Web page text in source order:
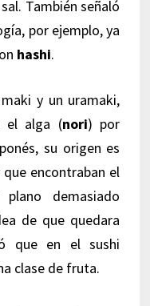
También señaló
por ejemplo, ya
hashi.
y un uramaki,
el alga (nori) por
su origen es
encontraban el
demasiado
de que quedara
que en el sushi
clase de fruta.